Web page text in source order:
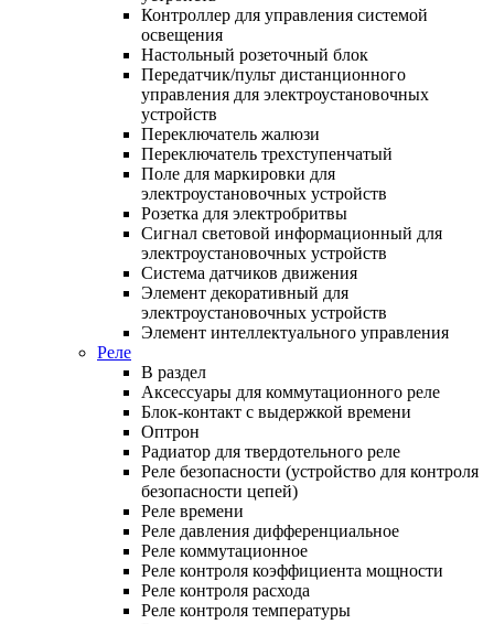
Контроллер для управления системой
освещения
Настольный розеточный блок
Передатчик/пульт дистанционного
управления для электроустановочных
устройств
Переключатель жалюзи
Переключатель трехступенчатый
Поле для маркировки для
электроустановочных устройств
Розетка для электробритвы
Сигнал световой информационный для
электроустановочных устройств
Система датчиков движения
Элемент декоративный для
электроустановочных устройств
Элемент интеллектуального управления
Реле
В раздел
Аксессуары для коммутационного реле
Блок-контакт с выдержкой времени
Оптрон
Радиатор для твердотельного реле
Реле безопасности (устройство для контроля
безопасности цепей)
Реле времени
Реле давления дифференциальное
Реле коммутационное
Реле контроля коэффициента мощности
Реле контроля расхода
Реле контроля температуры